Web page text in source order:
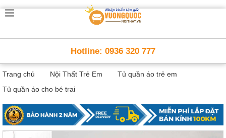
Trang
Thông
Minh
Nội
thất
minh
Nội
Hotline: 0936 320 777
Trang chủ Nội Thất Trẻ Em
Tủ quần áo trẻ em
Tủ quần áo cho bé trai